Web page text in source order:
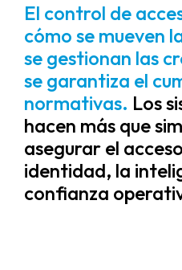
El control de
cómo se mueven
se gestionan las
se garantiza el
normativas. Los
hacen más que
asegurar el
identidad, la
confianza